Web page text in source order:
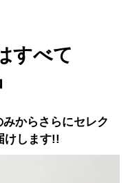
すべて
からさらにセレク
けします!!